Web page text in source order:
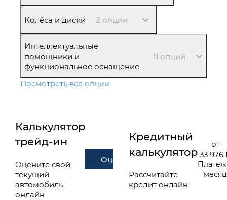
Колёса и диски 2 опции
Интеллектуальные
помощники и
функциональное оснащение
11 опций
Посмотреть все опции
Калькулятор
трейд-ин
Оцените свой
текущий
автомобиль
онлайн
Оценить
Кредитный
калькулятор
Рассчитайте
кредит онлайн
от
33 976
месяц